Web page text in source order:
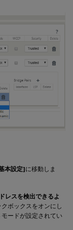
本設定]に移動しま
レスを検出できるよ
ボックスをオンにし
モードが設定されてい